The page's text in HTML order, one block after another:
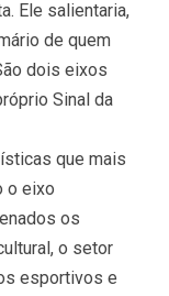
Ele salientaria,
de quem
dois eixos
Sinal da
que mais
o eixo
os
o setor
esportivos e